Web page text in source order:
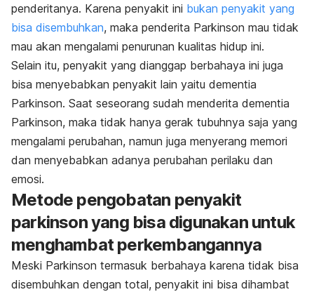
penderitanya. Karena penyakit ini bukan penyakit yang
bisa disembuhkan, maka penderita Parkinson mau tidak
mau akan mengalami penurunan kualitas hidup ini.
Selain itu, penyakit yang dianggap berbahaya ini juga
bisa menyebabkan penyakit lain yaitu dementia
Parkinson. Saat seseorang sudah menderita dementia
Parkinson, maka tidak hanya gerak tubuhnya saja yang
mengalami perubahan, namun juga menyerang memori
dan menyebabkan adanya perubahan perilaku dan
emosi.
Metode pengobatan penyakit
parkinson yang bisa digunakan untuk
menghambat perkembangannya
Meski Parkinson termasuk berbahaya karena tidak bisa
disembuhkan dengan total, penyakit ini bisa dihambat